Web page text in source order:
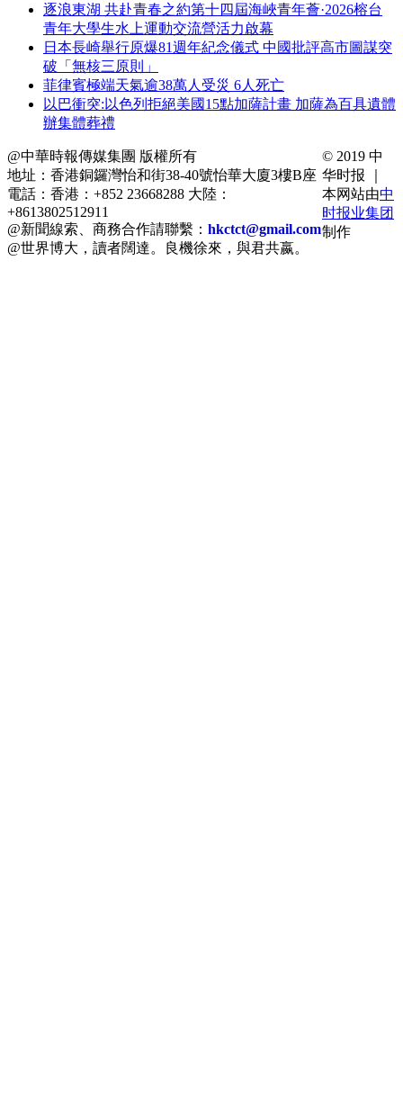
逐浪東湖 共赴青春之約第十四屆海峽青年薈·2026榕台
青年大學生水上運動交流營活力啟幕
日本長崎舉行原爆81週年紀念儀式 中國批評高市圖謀突
破「無核三原則」
菲律賓極端天氣逾38萬人受災 6人死亡
以巴衝突:以色列拒絕美國15點加薩計畫 加薩為百具遺體
辦集體葬禮
@中華時報傳媒集團 版權所有
地址：香港銅鑼灣怡和街38-40號怡華大廈3樓B座
電話：香港：+852 23668288 大陸：
+8613802512911
@新聞線索、商務合作請聯繫： hkctct@gmail.com
@世界博大，讀者闊達。良機徐來，與君共嬴。
© 2019 中
华时报 ｜
本网站由中
时报业集团
制作